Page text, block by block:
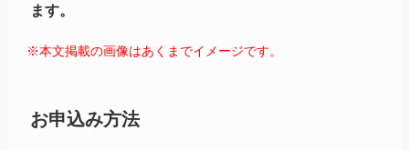
ます。
※本文掲載の画像はあくまでイメージです。
お申込み方法